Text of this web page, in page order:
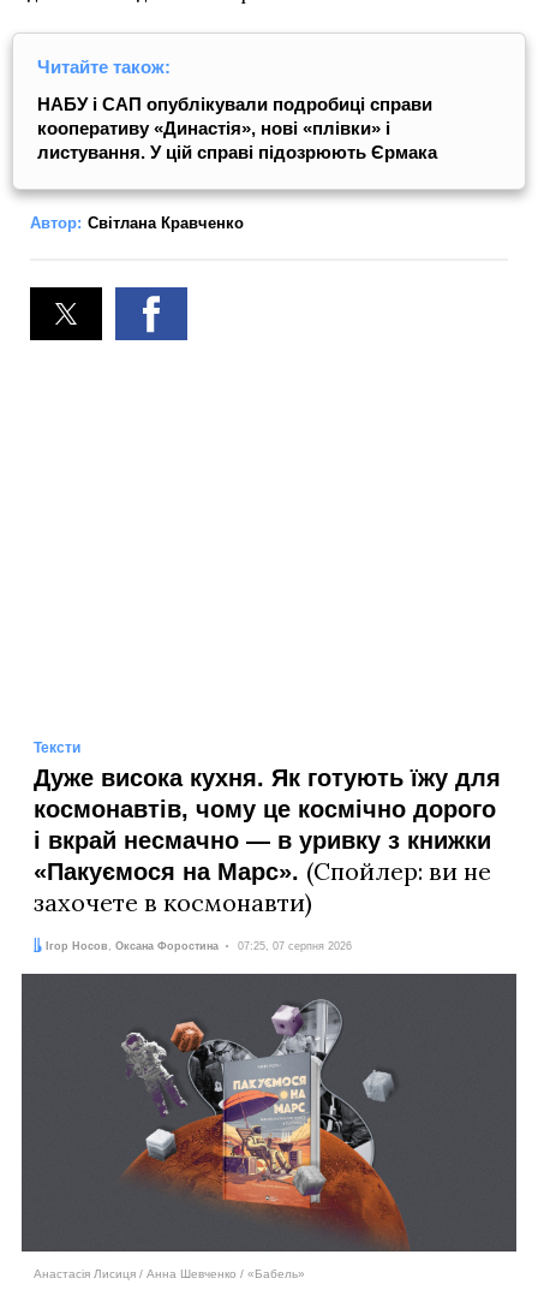
Читайте також:
НАБУ і САП опублікували подробиці справи
кооперативу «Династія», нові «плівки» і
листування. У цій справі підозрюють Єрмака
Автор: Світлана Кравченко